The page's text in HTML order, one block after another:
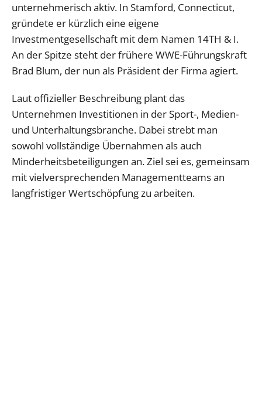
unternehmerisch aktiv. In Stamford, Connecticut,
gründete er kürzlich eine eigene
Investmentgesellschaft mit dem Namen 14TH & I.
An der Spitze steht der frühere WWE-Führungskraft
Brad Blum, der nun als Präsident der Firma agiert.
Laut offizieller Beschreibung plant das
Unternehmen Investitionen in der Sport-, Medien-
und Unterhaltungsbranche. Dabei strebt man
sowohl vollständige Übernahmen als auch
Minderheitsbeteiligungen an. Ziel sei es, gemeinsam
mit vielversprechenden Managementteams an
langfristiger Wertschöpfung zu arbeiten.